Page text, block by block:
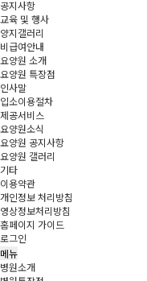
공지사항
교육 및 행사
양지갤러리
비급여안내
요양원 소개
요양원 특장점
인사말
입소이용절차
제공서비스
요양원소식
요양원 공지사항
요양원 갤러리
기타
이용약관
개인정보 처리방침
영상정보처리방침
홈페이지 가이드
로그인
메뉴
병원소개